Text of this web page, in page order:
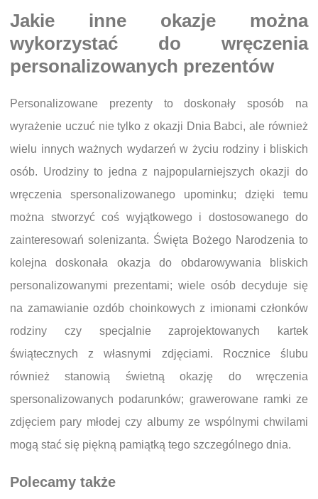
Jakie inne okazje można
wykorzystać do wręczenia
personalizowanych prezentów
Personalizowane prezenty to doskonały sposób na
wyrażenie uczuć nie tylko z okazji Dnia Babci, ale również
wielu innych ważnych wydarzeń w życiu rodziny i bliskich
osób. Urodziny to jedna z najpopularniejszych okazji do
wręczenia spersonalizowanego upominku; dzięki temu
można stworzyć coś wyjątkowego i dostosowanego do
zainteresowań solenizanta. Święta Bożego Narodzenia to
kolejna doskonała okazja do obdarowywania bliskich
personalizowanymi prezentami; wiele osób decyduje się
na zamawianie ozdób choinkowych z imionami członków
rodziny czy specjalnie zaprojektowanych kartek
świątecznych z własnymi zdjęciami. Rocznice ślubu
również stanowią świetną okazję do wręczenia
spersonalizowanych podarunków; grawerowane ramki ze
zdjęciem pary młodej czy albumy ze wspólnymi chwilami
mogą stać się piękną pamiątką tego szczególnego dnia.
Polecamy także